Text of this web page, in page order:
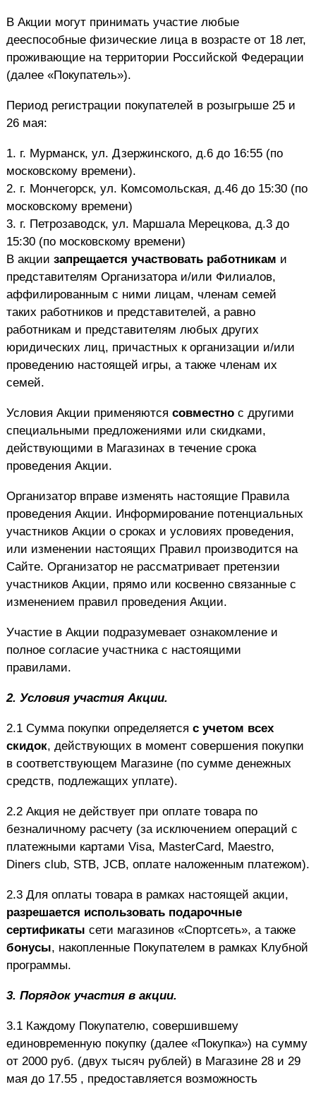
В Акции могут принимать участие любые
дееспособные физические лица в возрасте от 18 лет,
проживающие на территории Российской Федерации
(далее «Покупатель»).
Период регистрации покупателей в розыгрыше 25 и
26 мая:
1. г. Мурманск, ул. Дзержинского, д.6 до 16:55 (по
московскому времени).
2. г. Мончегорск, ул. Комсомольская, д.46 до 15:30 (по
московскому времени)
3. г. Петрозаводск, ул. Маршала Мерецкова, д.3 до
15:30 (по московскому времени)
В акции запрещается участвовать работникам и
представителям Организатора и/или Филиалов,
аффилированным с ними лицам, членам семей
таких работников и представителей, а равно
работникам и представителям любых других
юридических лиц, причастных к организации и/или
проведению настоящей игры, а также членам их
семей.
Условия Акции применяются совместно с другими
специальными предложениями или скидками,
действующими в Магазинах в течение срока
проведения Акции.
Организатор вправе изменять настоящие Правила
проведения Акции. Информирование потенциальных
участников Акции о сроках и условиях проведения,
или изменении настоящих Правил производится на
Сайте. Организатор не рассматривает претензии
участников Акции, прямо или косвенно связанные с
изменением правил проведения Акции.
Участие в Акции подразумевает ознакомление и
полное согласие участника с настоящими
правилами.
2. Условия участия Акции.
2.1 Сумма покупки определяется с учетом всех
скидок, действующих в момент совершения покупки
в соответствующем Магазине (по сумме денежных
средств, подлежащих уплате).
2.2 Акция не действует при оплате товара по
безналичному расчету (за исключением операций с
платежными картами Visa, MasterCard, Maestro,
Diners club, STB, JCB, оплате наложенным платежом).
2.3 Для оплаты товара в рамках настоящей акции,
разрешается использовать подарочные
сертификаты сети магазинов «Спортсеть», а также
бонусы, накопленные Покупателем в рамках Клубной
программы.
3. Порядок участия в акции.
3.1 Каждому Покупателю, совершившему
единовременную покупку (далее «Покупка») на сумму
от 2000 руб. (двух тысяч рублей) в Магазине 28 и 29
мая до 17.55 , предоставляется возможность